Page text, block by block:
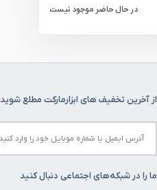
در حال حاضر موجود نیست
از آخرین تخفیف های ابزارمارکت مطلع شوید
ما را در شبکه‌های اجتماعی دنبال کنید